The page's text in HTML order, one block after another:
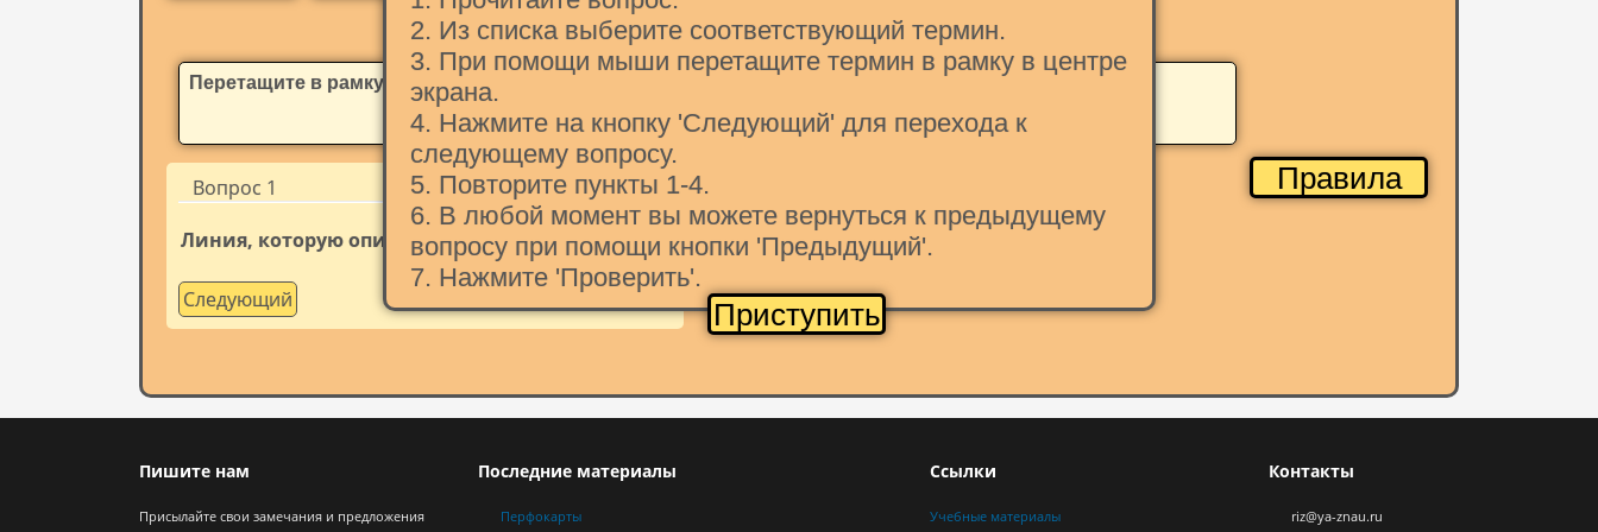
2. Из списка выберите соответствующий термин.
3. При помощи мыши перетащите термин в рамку в центре
экрана.
4. Нажмите на кнопку 'Следующий' для перехода к
следующему вопросу.
5. Повторите пункты 1-4.
6. В любой момент вы можете вернуться к предыдущему
вопросу при помощи кнопки 'Предыдущий'.
7. Нажмите 'Проверить'.
Приступить
Перетащите в рамку термин
Вопрос 1
Линия, которую описывает тело при движении.
Следующий
Проверить Правила
Пишите нам
Присылайте свои замечания и предложения
Последние материалы
Перфокарты
Ссылки
Учебные материалы
Контакты
riz@ya-znau.ru